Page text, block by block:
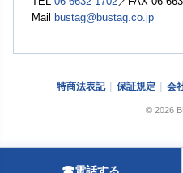
Mail bustag@bustag.co.jp
特商法表記 保証規定 会
© 2026
☎